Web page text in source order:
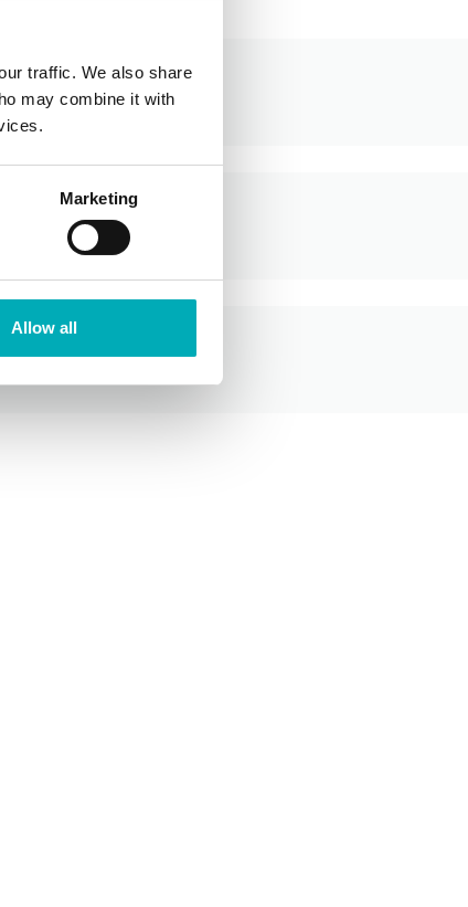
traffic. We also share
may combine it with
Marketing
Allow all